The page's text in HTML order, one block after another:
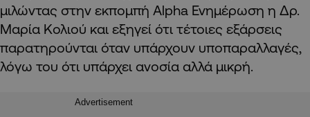
μιλώντας στην εκπομπή Alpha Ενημέρωση η Δρ.
Μαρία Κολιού και εξηγεί ότι τέτοιες εξάρσεις
παρατηρούνται όταν υπάρχουν υποπαραλλαγές,
λόγω του ότι υπάρχει ανοσία αλλά μικρή.
Advertisement